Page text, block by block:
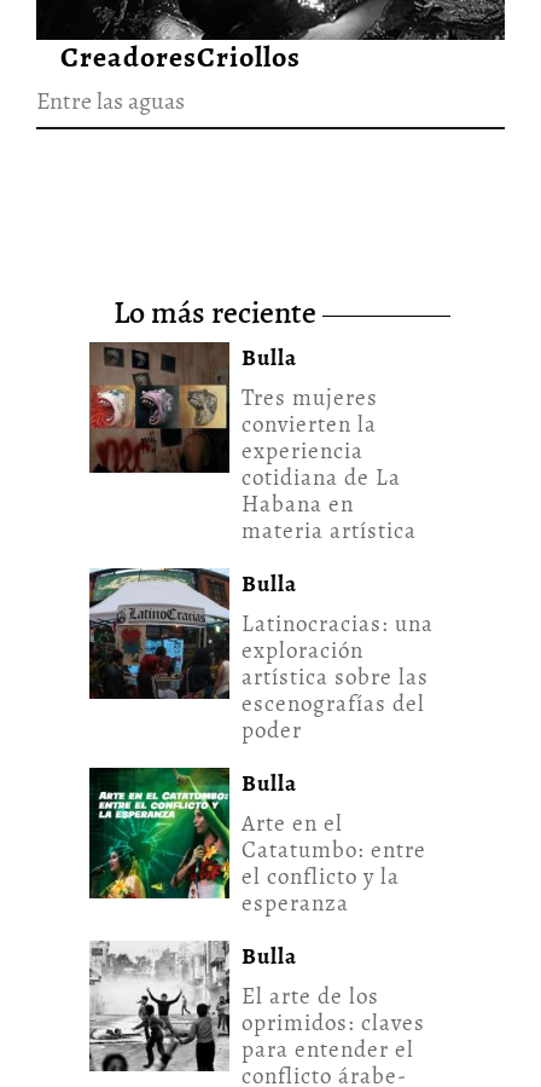
CreadoresCriollos
Entre las aguas
lo más reciente
Bulla
Tres mujeres
convierten la
experiencia
cotidiana de La
Habana en
materia artística
Bulla
Latinocracias: una
exploración
artística sobre las
escenografías del
poder
Bulla
Arte en el
Catatumbo: entre
el conflicto y la
esperanza
Bulla
El arte de los
oprimidos: claves
para entender el
conflicto árabe-